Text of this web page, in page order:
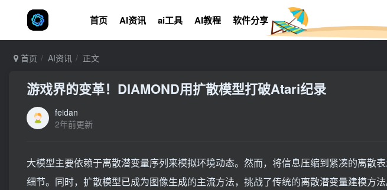
首页 AI资讯 ai工具 AI教程 软件分享
首页 AI资讯 正文
游戏界的变革！DIAMOND用扩散模型打破Atari纪录
feidan
2年前更新
大模型主要依赖于离散潜变量序列来模拟环境动态。然而，将信息压缩到紧凑的离散
细节。同时，扩散模型已成为图像生成的主流方法，挑战了传统的离散潜变量建模方